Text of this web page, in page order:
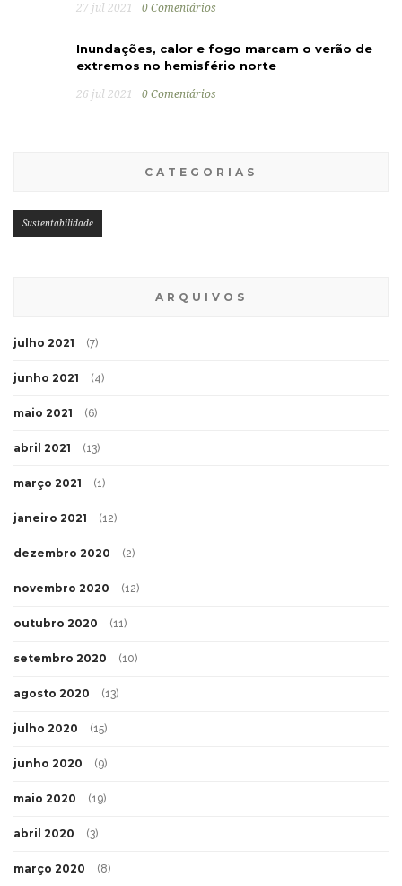
27 jul 2021 0 Comentários
Inundações, calor e fogo marcam o verão de
extremos no hemisfério norte
26 jul 2021 0 Comentários
CATEGORIAS
Sustentabilidade
ARQUIVOS
julho 2021 (7)
junho 2021 (4)
maio 2021 (6)
abril 2021 (13)
março 2021 (1)
janeiro 2021 (12)
dezembro 2020 (2)
novembro 2020 (12)
outubro 2020 (11)
setembro 2020 (10)
agosto 2020 (13)
julho 2020 (15)
junho 2020 (9)
maio 2020 (19)
abril 2020 (3)
março 2020 (8)